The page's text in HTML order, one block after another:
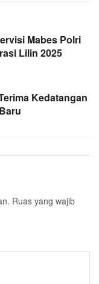
Mabes Polri
Lilin 2025
Kedatangan
Ruas yang wajib